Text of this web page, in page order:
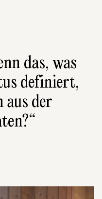
das, was
defi­niert,
der